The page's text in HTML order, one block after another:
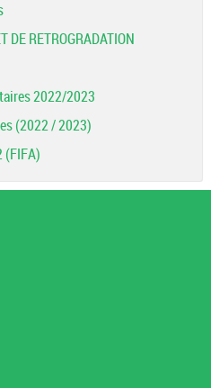
DE RETROGRADATION
2022/2023
(2022 / 2023)
(FIFA)